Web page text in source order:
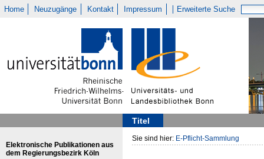
Home Neuzugänge Kontakt Impressum Erweiterte Suche
Titel
Elektronische Publikationen aus
dem Regierungsbezirk Köln
Sie sind hier: E-Pflicht-Sammlung